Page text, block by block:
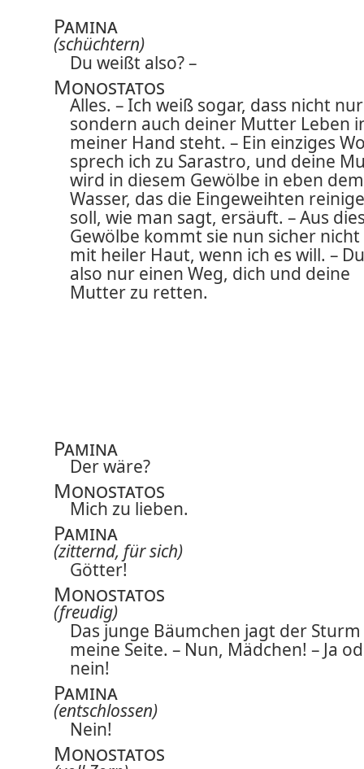
Pamina
(schüchtern)
Du weißt also? –
Monostatos
Alles. – Ich weiß sogar, dass nicht
sondern auch deiner Mutter Leben
meiner Hand steht. – Ein einziges
sprech ich zu Sarastro, und deine
wird in diesem Gewölbe in eben dem
Wasser, das die Eingeweihten
soll, wie man sagt, ersäuft. – Aus
Gewölbe kommt sie nun sicher
mit heiler Haut, wenn ich es will. –
also nur einen Weg, dich und deine
Mutter zu retten.
Pamina
Der wäre?
Monostatos
Mich zu lieben.
Pamina
(zitternd, für sich)
Götter!
Monostatos
(freudig)
Das junge Bäumchen jagt der
meine Seite. – Nun, Mädchen! – Ja
nein!
Pamina
(entschlossen)
Nein!
Monostatos